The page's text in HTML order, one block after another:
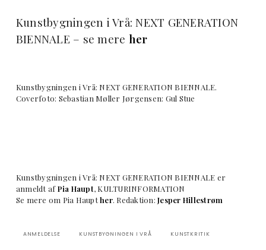
Kunstbygningen i Vrå: NEXT GENERATION
BIENNALE – se mere her
Kunstbygningen i Vrå: NEXT GENERATION BIENNALE.
Coverfoto: Sebastian Møller Jørgensen: Gul Stue
Kunstbygningen i Vrå: NEXT GENERATION BIENNALE er
anmeldt afPia Haupt, KULTURINFORMATION
Se mere om Pia Haupther. Redaktion:Jesper Hillestrøm
ANMELDELSE KUNSTBYGNINGEN I VRÅ KUNSTKRITIK